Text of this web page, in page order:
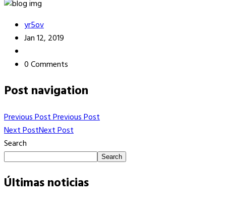
yr5ov
Jan 12, 2019
0 Comments
Post navigation
Previous PostPrevious Post
Next PostNext Post
Search
Search
Últimas noticias